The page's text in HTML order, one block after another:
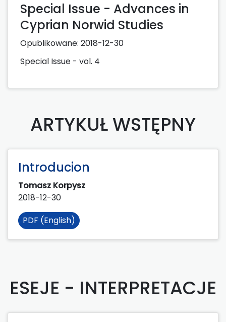
Special Issue - Advances in
Cyprian Norwid Studies
Opublikowane: 2018-12-30
Special Issue - vol. 4
ARTYKUŁ WSTĘPNY
Introducion
Tomasz Korpysz
2018-12-30
PDF (English)
ESEJE - INTERPRETACJE